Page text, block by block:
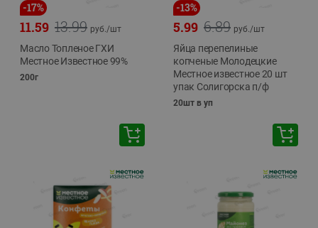
-17%
13.99
11.59 руб./шт
Масло Топленое ГХИ
Местное Известное 99%
200г
-13%
6.89
5.99 руб./шт
Яйца перепелиные
копченые Молодецкие
Местное известное 20 шт
упак Солигорска п/ф
20шт в уп